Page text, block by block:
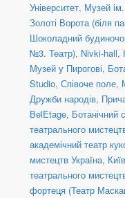
Університет, Музей
Золоті Ворота (біля
Шоколадний
№3. Театр), Nivki-hall,
Музей у Пирогові,
Studio, Співоче поле,
Дружби народів,
BelEtage, Ботанічний
театрального
академічний театр
мистецтв Україна,
театрального
фортеця (Театр